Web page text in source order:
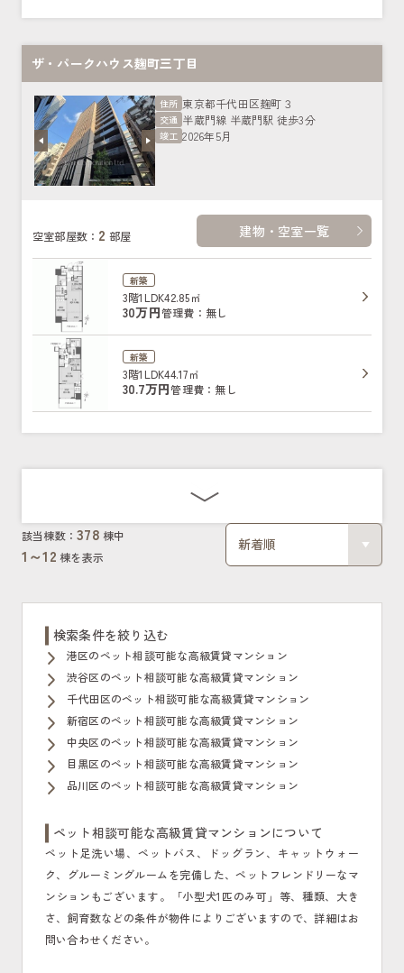
ザ・パークハウス麹町三丁目
住所 東京都千代田区麹町３
交通 半蔵門線 半蔵門駅 徒歩3分
竣工 2026年5月
空室部屋数： 2 部屋 建物・空室一覧
新築
3階1LDK42.85㎡
30万円管理費：無し
新築
3階1LDK44.17㎡
30.7万円管理費：無し
該当棟数：378 棟中
1～12 棟を表示
検索条件を絞り込む
港区のペット相談可能な高級賃貸マンション
渋谷区のペット相談可能な高級賃貸マンション
千代田区のペット相談可能な高級賃貸マンション
新宿区のペット相談可能な高級賃貸マンション
中央区のペット相談可能な高級賃貸マンション
目黒区のペット相談可能な高級賃貸マンション
品川区のペット相談可能な高級賃貸マンション
ペット相談可能な高級賃貸マンションについて
ペット足洗い場、ペットバス、ドッグラン、キャットウォー
ク、グルーミングルームを完備した、ペットフレンドリーなマ
ンションもございます。「小型犬1匹のみ可」等、種類、大き
さ、飼育数などの条件が物件によりございますので、詳細はお
問い合わせください。